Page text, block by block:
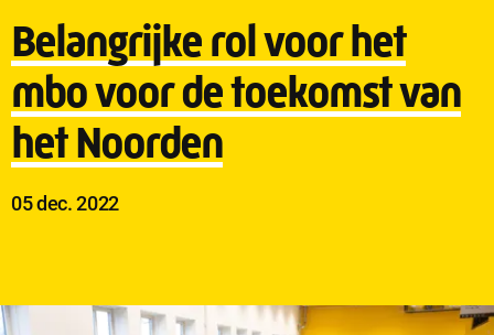
Belangrijke rol voor het
mbo voor de toekomst van
het Noorden
Publicatie
05 dec. 2022